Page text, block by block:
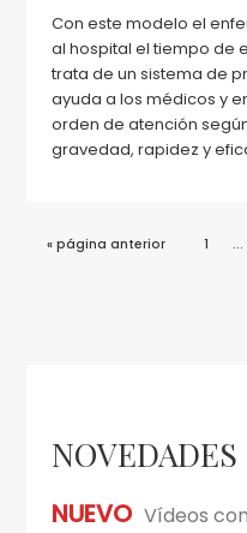
Con este modelo el
al hospital el tiempo de
trata de un sistema de
ayuda a los médicos y
orden de atención
gravedad, rapidez y
«Ir
página anterior Página
1 …
lateral
principal
NOVEDADES
NUEVO Vídeos